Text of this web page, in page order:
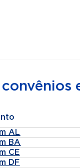
AL
BA
CE
DF